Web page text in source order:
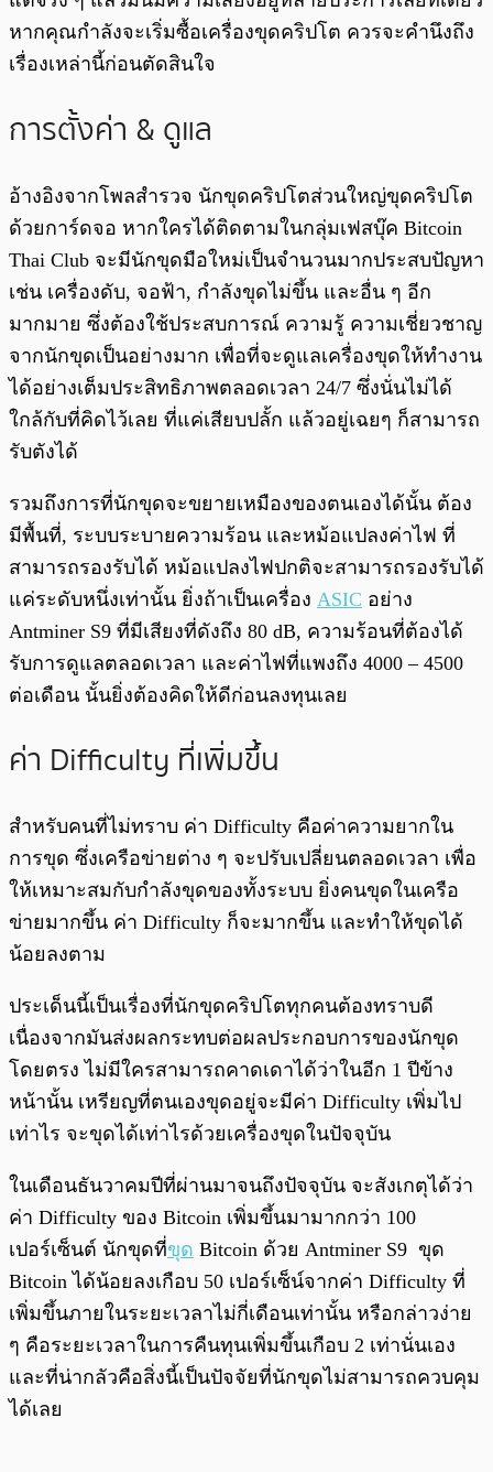
หากคุณกำลังจะเริ่มซื้อเครื่องขุดคริปโต ควรจะคำนึงถึง
เรื่องเหล่านี้ก่อนตัดสินใจ
การตั้งค่า & ดูแล
อ้างอิงจากโพลสำรวจ นักขุดคริปโตส่วนใหญ่ขุดคริปโต
ด้วยการ์ดจอ หากใครได้ติดตามในกลุ่มเฟสบุ๊ค Bitcoin
Thai Club จะมีนักขุดมือใหม่เป็นจำนวนมากประสบปัญหา
เช่น เครื่องดับ, จอฟ้า, กำลังขุดไม่ขึ้น และอื่น ๆ อีก
มากมาย ซึ่งต้องใช้ประสบการณ์ ความรู้ ความเชี่ยวชาญ
จากนักขุดเป็นอย่างมาก เพื่อที่จะดูแลเครื่องขุดให้ทำงาน
ได้อย่างเต็มประสิทธิภาพตลอดเวลา 24/7 ซึ่งนั่นไม่ได้
ใกล้กับที่คิดไว้เลย ที่แค่เสียบปลั้ก แล้วอยู่เฉยๆ ก็สามารถ
รับตังได้
รวมถึงการที่นักขุดจะขยายเหมืองของตนเองได้นั้น ต้อง
มีพื้นที่, ระบบระบายความร้อน และหม้อแปลงค่าไฟ ที่
สามารถรองรับได้ หม้อแปลงไฟปกติจะสามารถรองรับได้
แค่ระดับหนึ่งเท่านั้น ยิ่งถ้าเป็นเครื่อง ASIC อย่าง
Antminer S9 ที่มีเสียงที่ดังถึง 80 dB, ความร้อนที่ต้องได้
รับการดูแลตลอดเวลา และค่าไฟที่แพงถึง 4000 – 4500
ต่อเดือน นั้นยิ่งต้องคิดให้ดีก่อนลงทุนเลย
ค่า Difficulty ที่เพิ่มขึ้น
สำหรับคนที่ไม่ทราบ ค่า Difficulty คือค่าความยากใน
การขุด ซึ่งเครือข่ายต่าง ๆ จะปรับเปลี่ยนตลอดเวลา เพื่อ
ให้เหมาะสมกับกำลังขุดของทั้งระบบ ยิ่งคนขุดในเครือ
ข่ายมากขึ้น ค่า Difficulty ก็จะมากขึ้น และทำให้ขุดได้
น้อยลงตาม
ประเด็นนี้เป็นเรื่องที่นักขุดคริปโตทุกคนต้องทราบดี
เนื่องจากมันส่งผลกระทบต่อผลประกอบการของนักขุด
โดยตรง ไม่มีใครสามารถคาดเดาได้ว่าในอีก 1 ปีข้าง
หน้านั้น เหรียญที่ตนเองขุดอยู่จะมีค่า Difficulty เพิ่มไป
เท่าไร จะขุดได้เท่าไรด้วยเครื่องขุดในปัจจุบัน
ในเดือนธันวาคมปีที่ผ่านมาจนถึงปัจจุบัน จะสังเกตุได้ว่า
ค่า Difficulty ของ Bitcoin เพิ่มขึ้นมามากกว่า 100
เปอร์เซ็นต์ นักขุดที่ขุด Bitcoin ด้วย Antminer S9 ขุด
Bitcoin ได้น้อยลงเกือบ 50 เปอร์เซ็น์จากค่า Difficulty ที่
เพิ่มขึ้นภายในระยะเวลาไม่กี่เดือนเท่านั้น หรือกล่าวง่าย
ๆ คือระยะเวลาในการคืนทุนเพิ่มขึ้นเกือบ 2 เท่านั่นเอง
และที่น่ากลัวคือสิ่งนี้เป็นปัจจัยที่นักขุดไม่สามารถควบคุม
ได้เลย